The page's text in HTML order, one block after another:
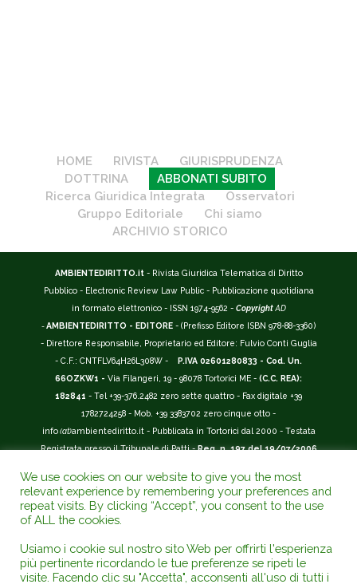
HOME RIVISTA
GIURISPRUDENZA
DOTTRINA
ABBONATI SUBITO
Ricerca Giuridica Integrata
Osservatori
Gruppo Editoriale
Chi siamo
ARCHIVIO STORICO
AMBIENTEDIRITTO.it - Rivista Giuridica Telematica di Diritto
Pubblico - Electronic Review Law Public - Pubblicazione quotidiana
in formato elettronico - ISSN 1974-9562 - Copyright AD
-AMBIENTEDIRITTO - EDITORE - (Prefisso Editore ISBN 978-88-3360)
- Direttore Responsabile, Proprietario ed Editore: Fulvio Conti Guglia
- C.F.: CNTFLV64H26L308W -
P.IVA 02601280833 - Cod. Un.
66OZKW1 - Via Filangeri, 19 - 98078 Tortorici ME - (C.C. REA):
182841 - Tel +39-376.2482 zero sette quattro - Fax digitale +39
1782724258 - Mob. +39 3383702 zero cinque otto -
info(at)ambientediritto.it - Pubblicata in Tortorici dal 2000 - Testata
Registrata presso il Tribunale di Patti -Reg. n. 197 del 19/07/2006
__________
La Rivista Giuridica AMBIENTEDIRITTO.IT ISSN 1974-9562
riconosciuta ed inserita nell'Area 12 - (
Universitario e della Ricerca (D.P.R. n.76/2010). Valutazione della Qualità della
Ricerca (
); Autovalutazione, Valutazione periodica, Accreditamento ( AVA );
We use cookies on our website to give you the most
relevant experience by remembering your preferences and
repeat visits. By clicking “Accept”, you consent to the use
of ALL the cookies.
Usiamo i cookie sul nostro sito Web per offrirti l'esperienza
più pertinente ricordando le tue preferenze se ripeti le
visite. Facendo clic su "Accetta", acconsenti all'uso di tutti i